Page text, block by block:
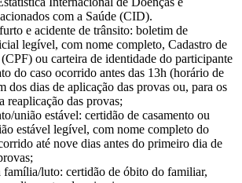
com a Saúde (CID).
e acidente de trânsito: boletim de
legível, com nome completo, Cadastro de
(CPF) ou carteira de identidade do participante
do caso ocorrido antes das 13h (horário de
dos dias de aplicação das provas ou, para os
reaplicação das provas;
estável: certidão de casamento ou
estável legível, com nome completo do
até nove dias antes do primeiro dia de
luto: certidão de óbito do familiar,